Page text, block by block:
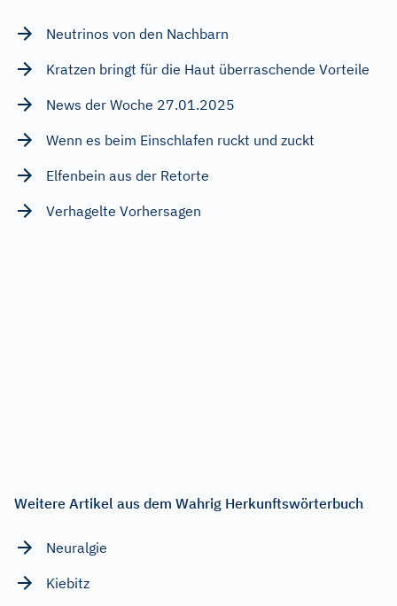
Neutrinos von den Nachbarn
Kratzen bringt für die Haut überraschende Vorteile
News der Woche 27.01.2025
Wenn es beim Einschlafen ruckt und zuckt
Elfenbein aus der Retorte
Verhagelte Vorhersagen
Weitere Artikel aus dem Wahrig Herkunftswörterbuch
Neuralgie
Kiebitz